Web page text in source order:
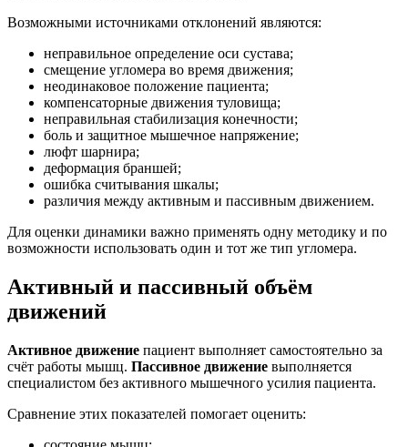
Возможными источниками отклонений являются:
неправильное определение оси сустава;
смещение угломера во время движения;
неодинаковое положение пациента;
компенсаторные движения туловища;
неправильная стабилизация конечности;
боль и защитное мышечное напряжение;
люфт шарнира;
деформация браншей;
ошибка считывания шкалы;
различия между активным и пассивным движением.
Для оценки динамики важно применять одну методику и по
возможности использовать один и тот же тип угломера.
Активный и пассивный объём
движений
Активное движение пациент выполняет самостоятельно за
счёт работы мышц. Пассивное движение выполняется
специалистом без активного мышечного усилия пациента.
Сравнение этих показателей помогает оценить: